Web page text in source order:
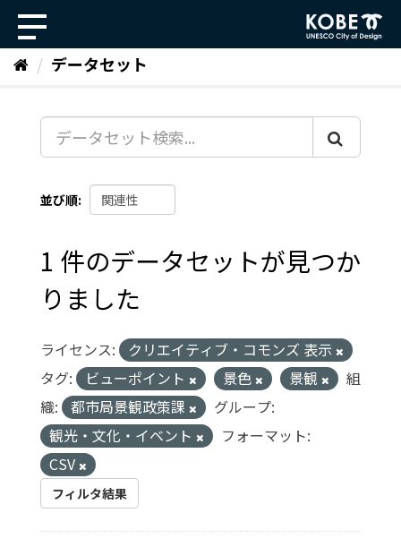
ッ
データセット
並び順
1 件のデータセットが見つか
りました
ライセンス:
クリエイティブ・コモンズ 表示
タグ:
ビューポイント 景色 景観
組
織:
都市局景観政策課
グループ:
観光・文化・イベント
フォーマット:
CSV
フィルタ結果